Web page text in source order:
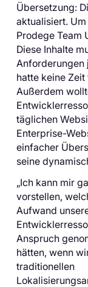
Übersetzung:
aktualisiert.
Prodege Team
Diese Inhalte
Anforderungen
hatte keine
Außerdem
täglichen
Enterprise-
einfacher
seine
„Ich kann mir
vorstellen,
Aufwand
Anspruch
hätten, wenn
traditionellen